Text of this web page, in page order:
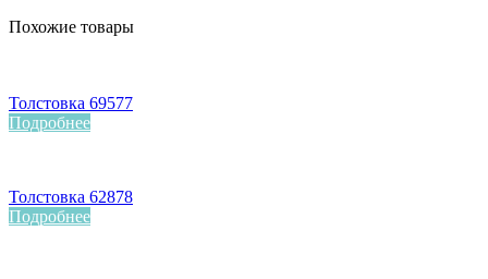
Похожие товары
Толстовка 69577
Подробнее
Толстовка 62878
Подробнее